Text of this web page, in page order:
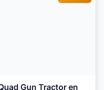
Gun Tractor en